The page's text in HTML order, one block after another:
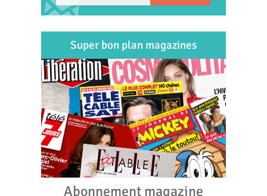
Super bon plan magazines
Abonnement magazine